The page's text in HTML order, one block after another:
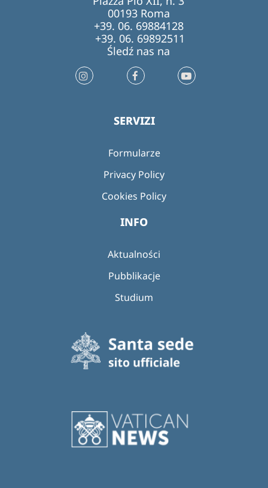
00193 Roma
+39. 06. 69884128
+39. 06. 69892511
Śledź nas na
SERVIZI
Formularze
Privacy Policy
Cookies Policy
INFO
Aktualności
Pubblikacje
Studium